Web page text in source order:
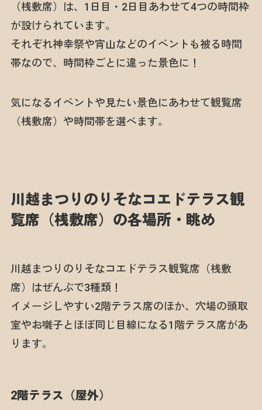
（桟敷席）は、1日目・2日目あわせて4つの時間枠
が設けられています。
それぞれ神幸祭や宵山などのイベントも被る時間
帯なので、時間枠ごとに違った景色に！
気になるイベントや見たい景色にあわせて観覧席
（桟敷席）や時間帯を選べます。
川越まつりのりそなコエドテラス観
覧席（桟敷席）の各場所・眺め
川越まつりのりそなコエドテラス観覧席（桟敷
席）はぜんぶで3種類！
イメージしやすい2階テラス席のほか、穴場の頭取
室やお囃子とほぼ同じ目線になる1階テラス席があ
ります。
2階テラス（屋外）